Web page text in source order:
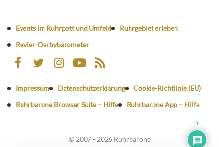
Events im Ruhrpott und Umfeld
Ruhrgebiet erleben
Revier-Derbybarometer
Impressum Datenschutzerklärung
Cookie-Richtlinie (EU)
Ruhrbarone Browser Suite – Hilfe
Ruhrbarone App – Hilfe
© 2007 - 2026 Ruhrbarone
7